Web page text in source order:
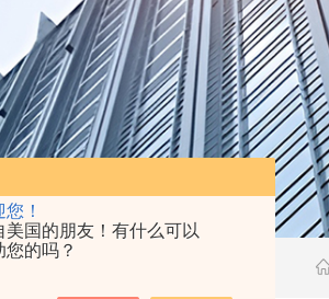
！
美国的朋友！有什么可以
您的吗？